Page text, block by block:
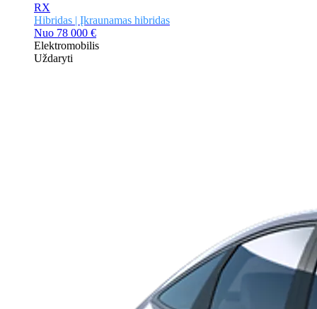
RX
Hibridas | Įkraunamas hibridas
Nuo 78 000 €
Elektromobilis
Uždaryti